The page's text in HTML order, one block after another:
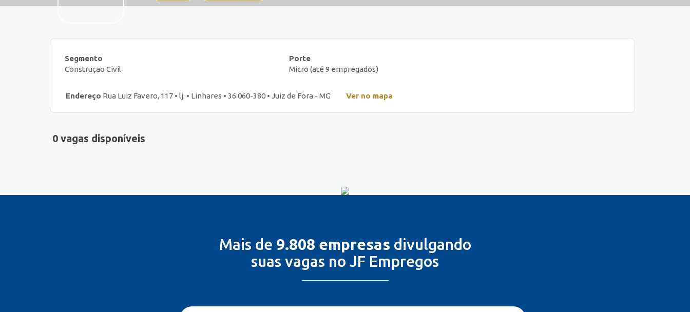
Segmento
Construção Civil
Porte
Micro (até 9 empregados)
Endereço Rua Luiz Favero, 117 • lj. • Linhares • 36.060-380 • Juiz de Fora - MG Ver no mapa
0 vagas disponíveis
Mais de 9.808 empresas divulgando
suas vagas no JF Empregos